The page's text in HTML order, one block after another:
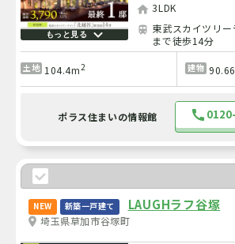
もっと見る
3LDK
東武スカイツリ
まで徒歩14分
土地 104.4m2 建物
ポラス住まいの情報館
NEW 新築一戸建て LAUGHラフ谷塚
埼玉県草加市谷塚町